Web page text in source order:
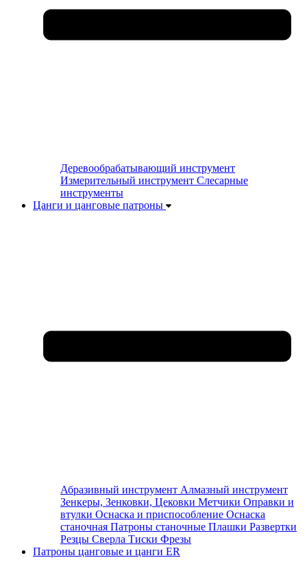
Деревообрабатывающий инструмент
Измерительный инструмент Слесарные
инструменты
Цанги и цанговые патроны
Абразивный инструмент Алмазный инструмент
Зенкеры, Зенковки, Цековки Метчики Оправки и
втулки Оснаска и приспособление Оснаска
станочная Патроны станочные Плашки Развертки
Резцы Сверла Тиски Фрезы
Патроны цанговые и цанги ER